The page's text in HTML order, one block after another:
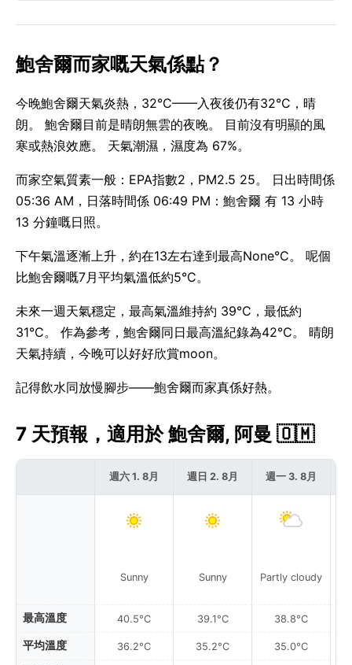
鮑舍爾而家嘅天氣係點？
今晚鮑舍爾天氣炎熱，32°C——入夜後仍有32°C，晴
朗。 鮑舍爾目前是晴朗無雲的夜晚。 目前沒有明顯的風
寒或熱浪效應。 天氣潮濕，濕度為 67%。
而家空氣質素一般：EPA指數2，PM2.5 25。 日出時間係
05:36 AM，日落時間係 06:49 PM：鮑舍爾 有 13 小時
13 分鐘嘅日照。
下午氣溫逐漸上升，約在13左右達到最高None°C。 呢個
比鮑舍爾嘅7月平均氣溫低約5°C。
未來一週天氣穩定，最高氣溫維持約 39°C，最低約
31°C。 作為參考，鮑舍爾同日最高溫紀錄為42°C。 晴朗
天氣持續，今晚可以好好欣賞moon。
記得飲水同放慢腳步——鮑舍爾而家真係好熱。
7 天預報，適用於 鮑舍爾, 阿曼 🇴🇲
最高溫度
平均溫度
週六 1. 8月
Sunny
40.5°C
36.2°C
週日 2. 8月
Sunny
39.1°C
35.2°C
週一 3. 8月
Partly cloudy
38.8°C
35.0°C